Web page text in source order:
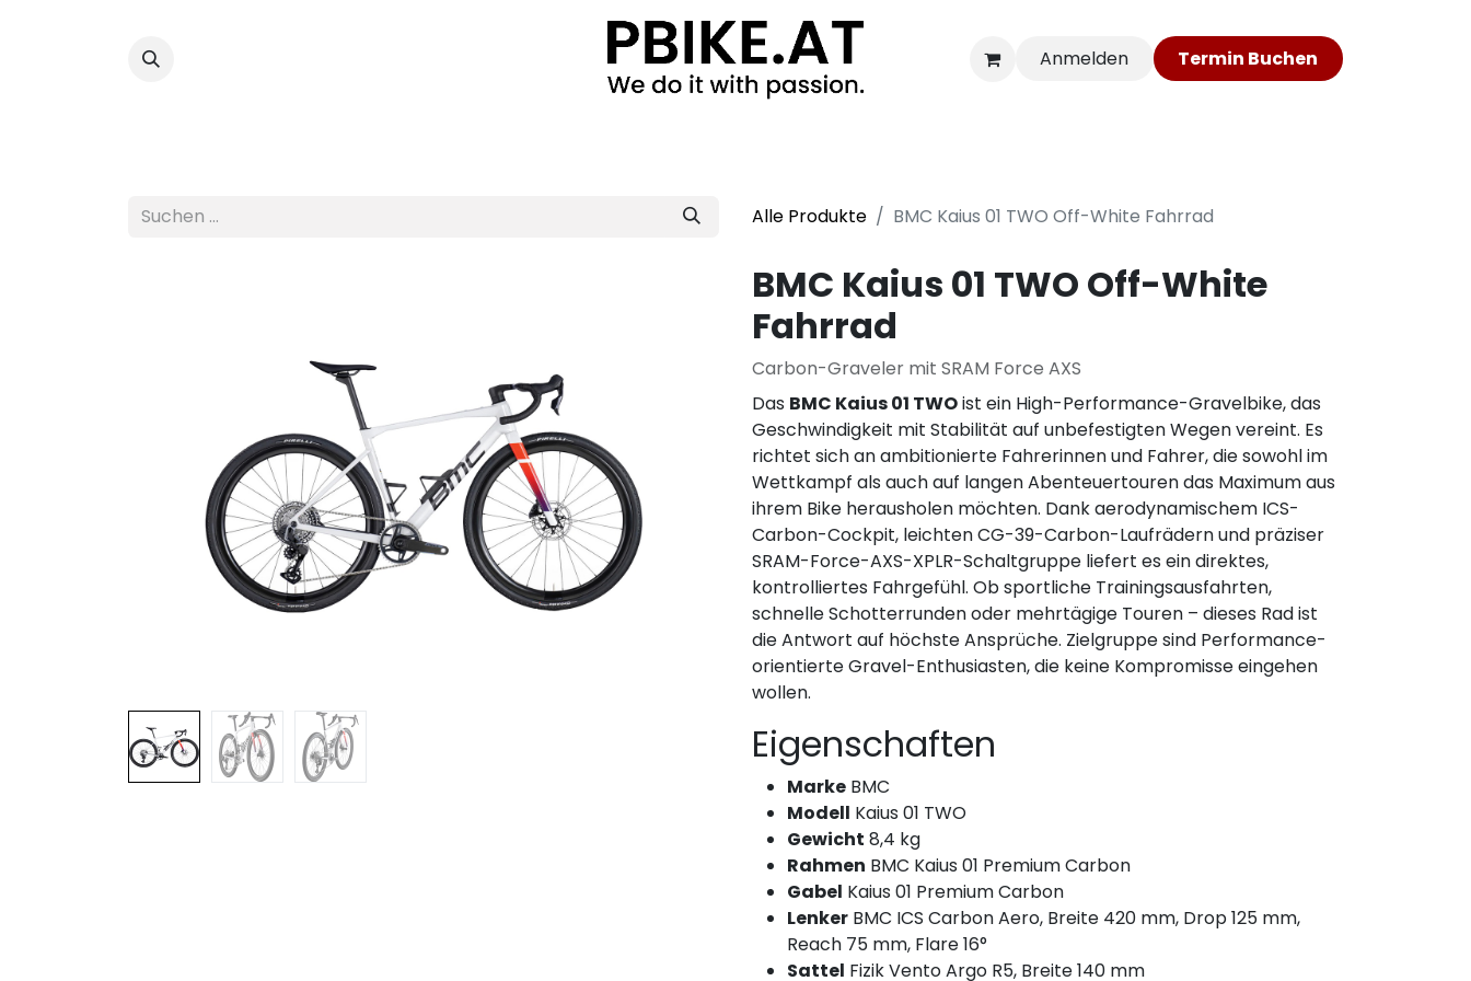
Anmelden Ter​​​​min​​​​ Bu​​c​​​​he​​​​​​​​n​​​​
Alle Produkte BMC Kaius 01 TWO Off-White Fahrrad
BMC Kaius 01 TWO Off-White
Fahrrad
Carbon-Graveler mit SRAM Force AXS
Das BMC Kaius 01 TWOist ein High-Performance-Gravelbike, das
Geschwindigkeit mit Stabilität auf unbefestigten Wegen vereint. Es
richtet sich an ambitionierte Fahrerinnen und Fahrer, die sowohl im
Wettkampf als auch auf langen Abenteuertouren das Maximum aus
ihrem Bike herausholen möchten. Dank aerodynamischem ICS-
Carbon-Cockpit, leichten CG-39-Carbon-Laufrädern und präziser
SRAM-Force-AXS-XPLR-Schaltgruppe liefert es ein direktes,
kontrolliertes Fahrgefühl. Ob sportliche Trainingsausfahrten,
schnelle Schotterrunden oder mehrtägige Touren – dieses Rad ist
die Antwort auf höchste Ansprüche. Zielgruppe sind Performance-
orientierte Gravel-Enthusiasten, die keine Kompromisse eingehen
wollen.
Eigenschaften
Marke BMC
Modell Kaius 01 TWO
Gewicht 8,4 kg
Rahmen BMC Kaius 01 Premium Carbon
Gabel Kaius 01 Premium Carbon
Lenker BMC ICS Carbon Aero, Breite 420 mm, Drop 125 mm,
Reach 75 mm, Flare 16°
Sattel Fizik Vento Argo R5, Breite 140 mm